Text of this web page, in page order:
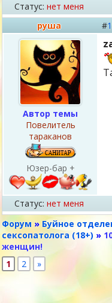
Статус: нет меня
руша
#
Автор темы
Повелитель
тараканов
Юзер-бар +
Статус: нет меня
Форум » Буйное
сексопатолога (18+) »
женщин!
1
2 »